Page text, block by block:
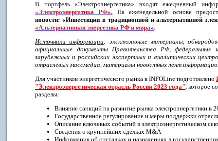
В портфель «Электроэнергетика» входят ежедневный
«Электроэнергетика РФ». На еженедельной основе
новости: «Инвестиции в традиционной и альтернативной
«Альтернативная энергетика РФ и мира».
Источники информации: эксклюзивные материалы,
официальные документы Правительства РФ, федеральных
зарубежных и российских экспертных и аналитических
отраслевых массмедиа, материалы новостных лент
Для участников энергетического рынка в INFOLine подготовлено
"Электроэнергетическая отрасль России 2023 года", которое
разделы:
Влияние санкций на развитие рынка электроэнергетики в
Государственное регулирование и меры поддержки
Описание ключевых событий в электроэнергетическом
Сведения о крупнейших сделках M&A
Информация об отставках и назначениях в